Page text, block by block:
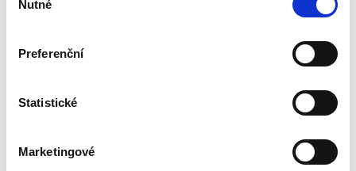
souhlasu
Nutné
Preferenční
Statistické
Marketingové
Po teoretickém vymezení poučovací povinnosti
představuje její historické souvislosti a